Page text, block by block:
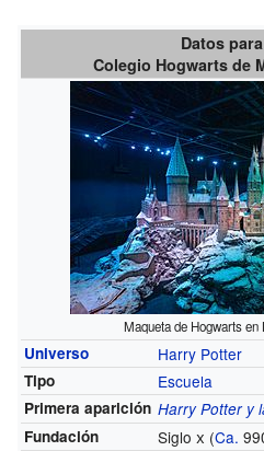
Datos
Colegio Hogwarts de
Maqueta de Hogwarts
Universo Harry Potter
Tipo Escuela
Primera aparición Harry Potter y
Fundación Siglox (Ca.